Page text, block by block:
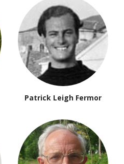
Patrick Leigh Fermor